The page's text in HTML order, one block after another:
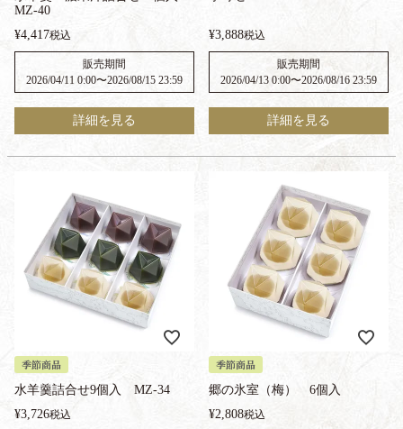
MZ-40
¥4,417税込
販売期間
2026/04/11 0:00〜2026/08/15 23:59
詳細を見る
¥3,888税込
販売期間
2026/04/13 0:00〜2026/08/16 23:59
詳細を見る
季節商品
水羊羹詰合せ9個入 MZ-34
¥3,726税込
季節商品
郷の氷室（梅） 6個入
¥2,808税込